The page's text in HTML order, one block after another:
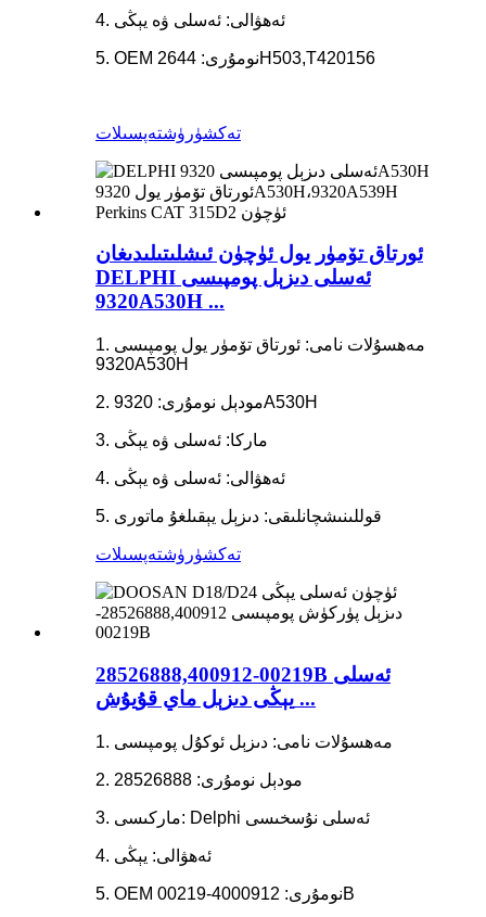
4. ئەھۋالى: ئەسلى ۋە يېڭى
5. OEM نومۇرى: 2644H503,T420156
تەكشۈرۈشتەپسىلات
ئورتاق تۆمۈر يول ئۈچۈن ئىشلىتىلىدىغان
DELPHI ئەسلى دىزېل پومپىسى
9320A530H ...
1. مەھسۇلات نامى: ئورتاق تۆمۈر يول پومپىسى
9320A530H
2. مودېل نومۇرى: 9320A530H
3. ماركا: ئەسلى ۋە يېڭى
4. ئەھۋالى: ئەسلى ۋە يېڭى
5. قوللىنىشچانلىقى: دىزېل يېقىلغۇ ماتورى
تەكشۈرۈشتەپسىلات
28526888,400912-00219B ئەسلى
يېڭى دىزېل ماي قۇيۇش ...
1. مەھسۇلات نامى: دىزېل ئوكۇل پومپىسى
2. مودېل نومۇرى: 28526888
3. ماركىسى: Delphi ئەسلى نۇسخىسى
4. ئەھۋالى: يېڭى
5. OEM نومۇرى: 4000912-00219B